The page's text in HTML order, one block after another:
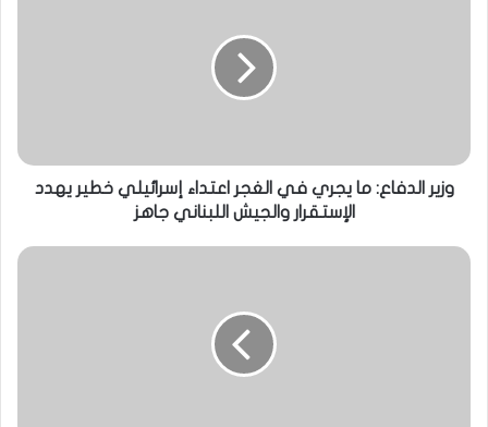
وزير الدفاع: ما يجري في الغجر اعتداء إسرائيلي خطير يهدد
الإستقرار والجيش اللبناني جاهز